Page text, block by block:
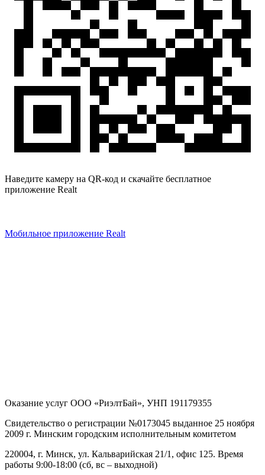
Наведите камеру на QR-код и скачайте бесплатное
приложение Realt
Мобильное приложение Realt
Оказание услуг ООО «РиэлтБай», УНП 191179355
Свидетельство о регистрации №0173045 выданное 25 ноября
2009 г. Минским городским исполнительным комитетом
220004, г. Минск, ул. Кальварийская 21/1, офис 125. Время
работы 9:00-18:00 (сб, вс – выходной)